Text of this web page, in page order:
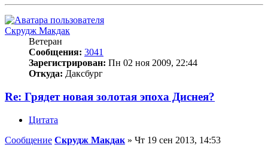
Скрудж Макдак
Ветеран
Сообщения: 3041
Зарегистрирован: Пн 02 ноя 2009, 22:44
Откуда: Даксбург
Re: Грядет новая золотая эпоха Диснея?
Цитата
Сообщение Скрудж Макдак » Чт 19 сен 2013, 14:53